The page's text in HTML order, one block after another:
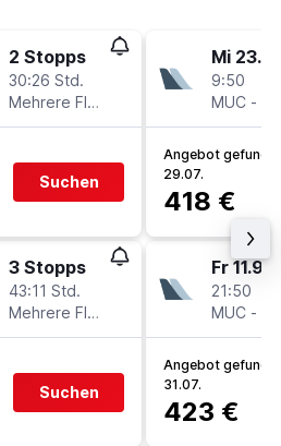
2 Stopps
30:26 Std.
Mehrere Fluglinien
Suchen
3 Stopps
43:11 Std.
Mehrere Fluglinien
Suchen
Mi 23.9.
9:50
MUC -
Angebot
29.07.
418 €
Fr 11.9.
21:50
MUC -
Angebot
31.07.
423 €